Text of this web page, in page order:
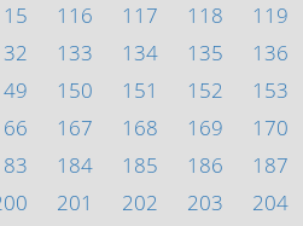
116 117 118 119
133 134 135 136
150 151 152 153
167 168 169 170
184 185 186 187
201 202 203 204